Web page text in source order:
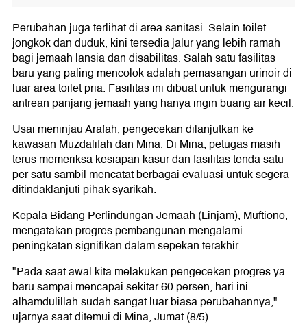
Perubahan juga terlihat di area sanitasi. Selain toilet
jongkok dan duduk, kini tersedia jalur yang lebih ramah
bagi jemaah lansia dan disabilitas. Salah satu fasilitas
baru yang paling mencolok adalah pemasangan urinoir di
luar area toilet pria. Fasilitas ini dibuat untuk mengurangi
antrean panjang jemaah yang hanya ingin buang air kecil.
Usai meninjau Arafah, pengecekan dilanjutkan ke
kawasan Muzdalifah dan Mina. Di Mina, petugas masih
terus memeriksa kesiapan kasur dan fasilitas tenda satu
per satu sambil mencatat berbagai evaluasi untuk segera
ditindaklanjuti pihak syarikah.
Kepala Bidang Perlindungan Jemaah (Linjam), Muftiono,
mengatakan progres pembangunan mengalami
peningkatan signifikan dalam sepekan terakhir.
"Pada saat awal kita melakukan pengecekan progres ya
baru sampai mencapai sekitar 60 persen, hari ini
alhamdulillah sudah sangat luar biasa perubahannya,"
ujarnya saat ditemui di Mina, Jumat (8/5).